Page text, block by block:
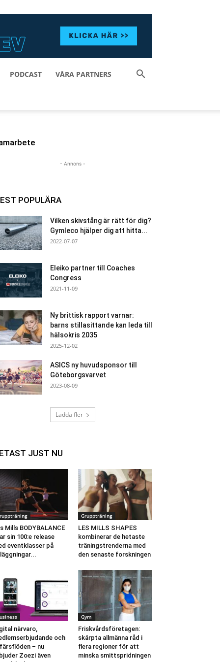
PODCAST VÅRA PARTNERS
- Annons -
POPULÄRA
Vilken skivstång är rätt för dig?
Gymleco hjälper dig att hitta...
2022-07-07
Eleiko partner till Coaches
Congress
2021-11-09
Ny brittisk rapport varnar:
barns stillasittande kan leda till
hälsokris 2035
2025-12-02
ASICS ny huvudsponsor till
Göteborgsvarvet
2023-08-09
Ladda fler
JUST NU
Mills BODYBALANCE
sin 100:e release
eventklasser på
Gruppträning
LES MILLS SHAPES
kombinerar de hetaste
träningstrenderna med
den senaste forskningen
närvaro,
och
– nu
Zoezi även
Gym
Friskvårdsföretagen:
skärpta allmänna råd i
flera regioner för att
minska smittspridningen